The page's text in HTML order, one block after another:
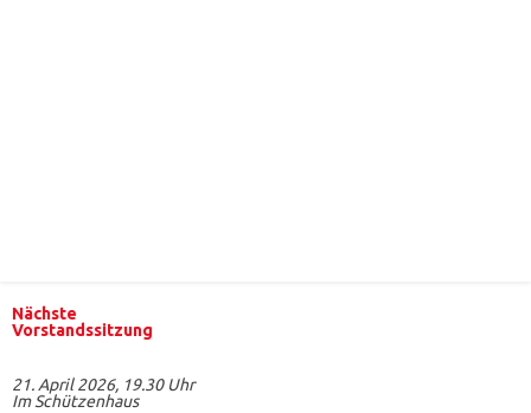
Nächste
Vorstandssitzung
21. April 2026, 19.30 Uhr
Im Schützenhaus